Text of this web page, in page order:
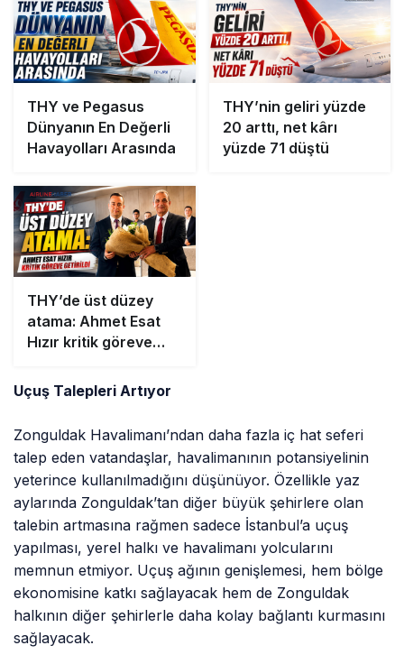
THY ve Pegasus
Dünyanın En Değerli
Havayolları Arasında
THY’nin geliri yüzde
20 arttı, net kârı
yüzde 71 düştü
THY’de üst düzey
atama: Ahmet Esat
Hızır kritik göreve
Uçuş Talepleri Artıyor
Zonguldak Havalimanı’ndan daha fazla iç hat seferi
talep eden vatandaşlar, havalimanının potansiyelinin
yeterince kullanılmadığını düşünüyor. Özellikle yaz
aylarında Zonguldak’tan diğer büyük şehirlere olan
talebin artmasına rağmen sadece İstanbul’a uçuş
yapılması, yerel halkı ve havalimanı yolcularını
memnun etmiyor. Uçuş ağının genişlemesi, hem bölge
ekonomisine katkı sağlayacak hem de Zonguldak
halkının diğer şehirlerle daha kolay bağlantı kurmasını
sağlayacak.